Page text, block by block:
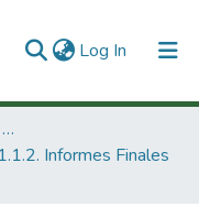
Log In (current)
1. Investigación Financiada con Recursos Públicos
1.1.2. Informes Finales